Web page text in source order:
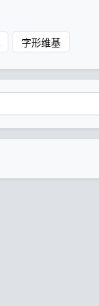
字形维基